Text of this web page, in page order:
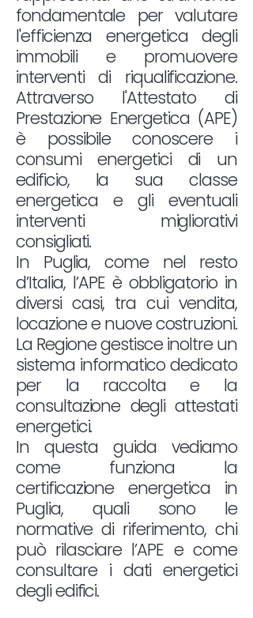
fondamentale per valutare
l'efficienza energetica degli
immobili e promuovere
interventi di riqualificazione.
Attraverso l'Attestato di
Prestazione Energetica (APE)
è possibile conoscere i
consumi energetici di un
edificio, la sua classe
energetica e gli eventuali
interventi migliorativi
consigliati.
In Puglia, come nel resto
d’Italia, l’APE è obbligatorio in
diversi casi, tra cui vendita,
locazione e nuove costruzioni.
La Regione gestisce inoltre un
sistema informatico dedicato
per la raccolta e la
consultazione degli attestati
energetici.
In questa guida vediamo
come funziona la
certificazione energetica in
Puglia, quali sono le
normative di riferimento, chi
può rilasciare l’APE e come
consultare i dati energetici
degli edifici.